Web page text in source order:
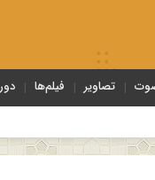
تصاویر فیلم‌ها